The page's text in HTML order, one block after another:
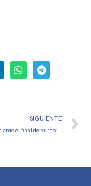
SIGUIENTE
UGT Radiografía ante el final de curso: exhaustos por el papel y asfixiados por el exceso de burocracia